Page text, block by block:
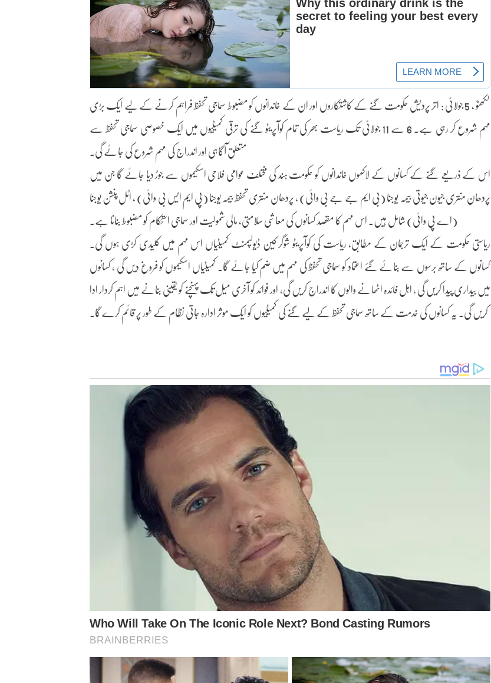
لکھنؤ ، 5 جولائی : اتر پردیش حکومت گنے کے کاشتکاروں اور ان کے خاندانوں کو مضبوط سماجی تحفظ فراہم کرنے کے لیے ایک بڑی
مہم شروع کر رہی ہے۔ 6 سے 11 جولائی تک ریاست بھر کی تمام کوآپریٹو گنے کی ترقی کمیٹیوں میں ایک خصوصی سماجی تحفظ سے
متعلق آگاہی اور اندراج کی مہم شروع کی جائے گی۔
اس کے ذریعے گنے کے کسانوں کے لاکھوں خاندانوں کو حکومت ہند کی مختلف عوامی فلاحی اسکیموں سے جوڑ دیا جائے گا جن میں
پردھان منتری جیون جیوتی بیمہ یوجنا (بی ایم جے جے بی وائی) ، پردھان منتری تحفظ بیمہ یوجنا (پی ایم ایس بی وائی) ، اٹل پنشن یوجنا
(اے پی وائی) شامل ہیں۔ اس مہم کا مقصد کسانوں کی معاشی سلامتی، مالی شمولیت اور سماجی استحکام کو مضبوط بنانا ہے۔
ریاستی حکومت کے ایک ترجمان کے مطابق، ریاست کی کوآپریٹو شوگر کین ڈیولپمنٹ کمیٹیاں اس مہم میں کلیدی کڑی ہوں گی۔
کسانوں کے ساتھ برسوں سے بنائے گئے اعتماد کو سماجی تحفظ کی مہم میں ضم کیا جائے گا۔ کمیٹیاں اسکیموں کو فروغ دیں گی ، کسانوں
میں بیداری پیدا کریں گی ، اہل فائدہ اٹھانے والوں کا اندراج کریں گی، اور فوائد کو آخری میل تک پہنچنے کو یقینی بنانے میں اہم کردار ادا
کریں گی۔ یہ کسانوں کی خدمت کے ساتھ سماجی تحفظ کے لیے گنے کی کمیٹیوں کو ایک موثر ادارہ جاتی نظام کے طور پر قائم کرے گا۔